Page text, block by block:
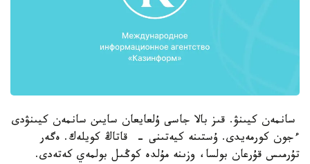
سانمەن كيىنۋ. قىز بالا جاسى ۇلعايعان سايىن سانمەن كيىنۋدى
ءجون كورمەيدى. ۇستىنە كيەتىنى - قاتاڭ كويلەك. ەگەر
تۇرمىس قۇرعان بولسا، وزىنە مۇلدە كوڭىل بولمەي كەتەدى.